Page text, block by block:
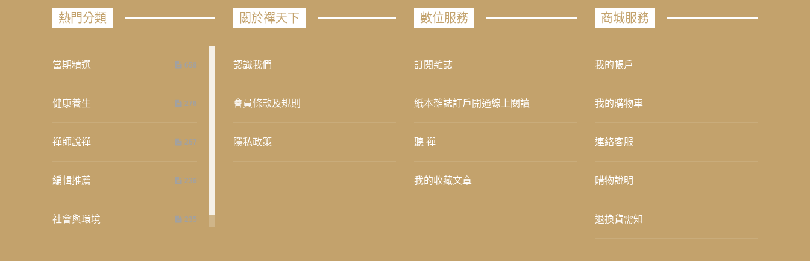
熱門分類
當期精選 658
健康養生 276
禪師說禪 267
編輯推薦 236
社會與環境 235
關於禪天下
認識我們
會員條款及規則
隱私政策
數位服務
訂閱雜誌
紙本雜誌訂戶開通線上閱讀
聽 禪
我的收藏文章
商城服務
我的帳戶
我的購物車
連絡客服
購物說明
退換貨需知